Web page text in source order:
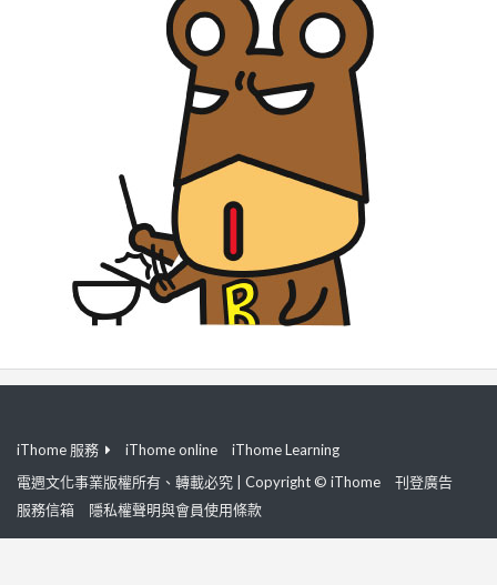
iThome 服務 iThome online
iThome Learning
電週文化事業版權所有、轉載必究 | Copyright © iThome
刊登廣告
服務信箱
隱私權聲明與會員使用條款